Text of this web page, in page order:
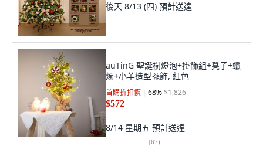
後天 8/13 (四) 預計送達
auTinG 聖誕樹燈泡+掛飾組+凳子+蠟
燭+小羊造型擺飾, 紅色
首購折扣價 68%$1,826
$572
8/14 星期五 預計送達
(67)